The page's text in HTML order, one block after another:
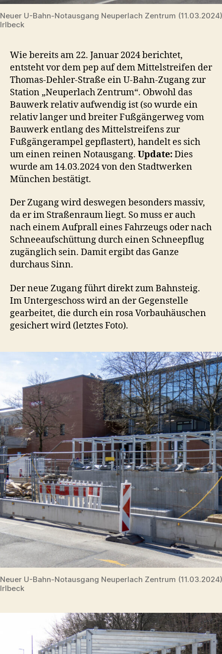
Neuer U-Bahn-Notausgang Neuperlach Zentrum
Irlbeck
Wie bereits am 22. Januar 2024 berichtet,
entsteht vor dem pep auf dem Mittelstreifen der
Thomas-Dehler-Straße ein U-Bahn-Zugang zur
Station „Neuperlach Zentrum“. Obwohl das
Bauwerk relativ aufwendig ist (so wurde ein
relativ langer und breiter Fußgängerweg vom
Bauwerk entlang des Mittelstreifens zur
Fußgängerampel gepflastert), handelt es sich
um einen reinen Notausgang. Update:Dies
wurde am 14.03.2024 von den Stadtwerken
München bestätigt.
Der Zugang wird deswegen besonders massiv,
da er im Straßenraum liegt. So muss er auch
nach einem Aufprall eines Fahrzeugs oder nach
Schneeaufschüttung durch einen Schneepflug
zugänglich sein. Damit ergibt das Ganze
durchaus Sinn.
Der neue Zugang führt direkt zum Bahnsteig.
Im Untergeschoss wird an der Gegenstelle
gearbeitet, die durch ein rosa Vorbauhäuschen
gesichert wird (letztes Foto).
Neuer U-Bahn-Notausgang Neuperlach Zentrum
Irlbeck